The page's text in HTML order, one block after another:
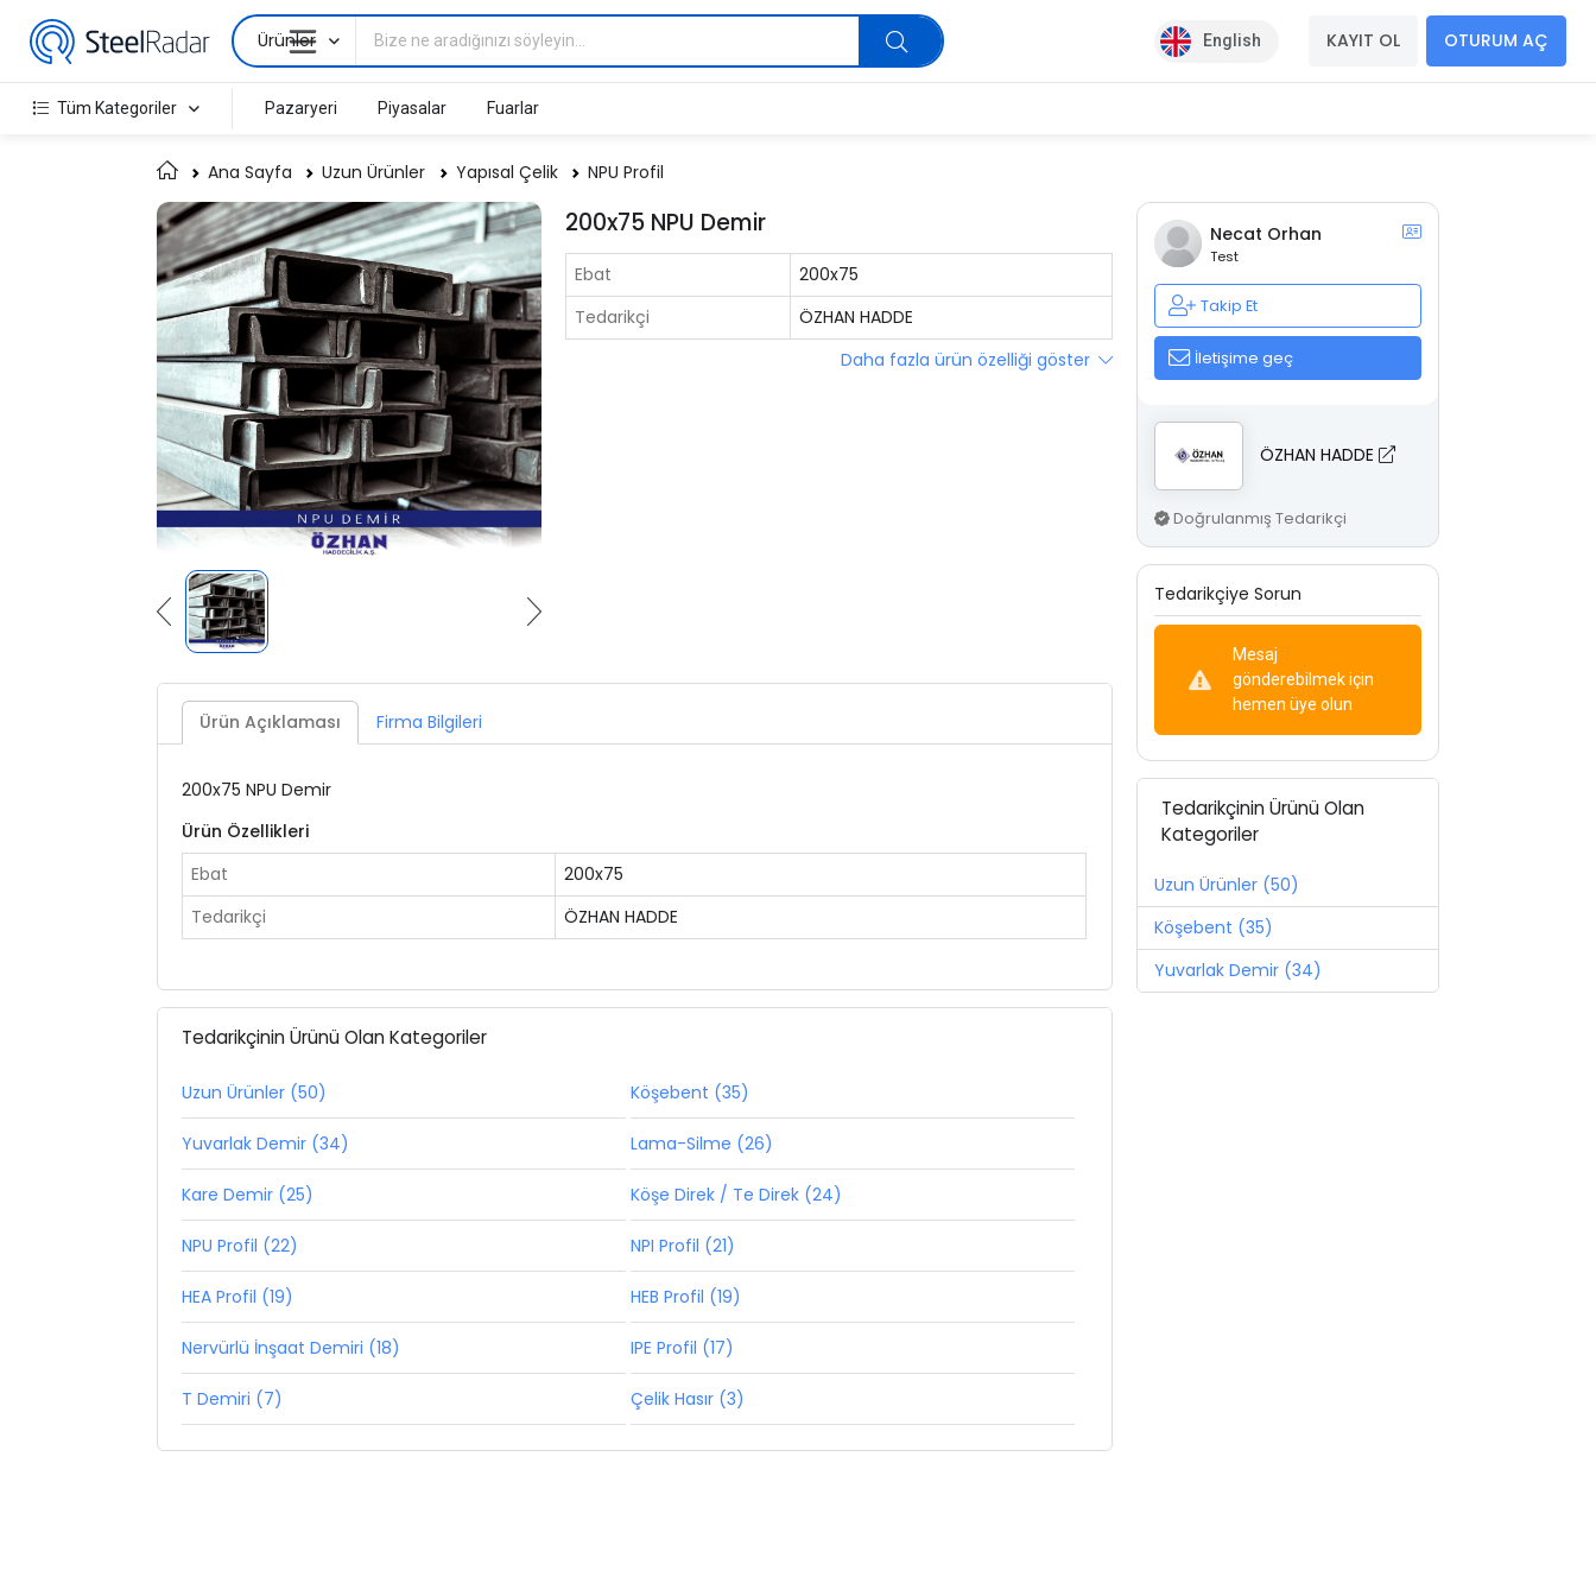
Ürünler English KAYIT OL OTURUM AÇ
Tüm Kategoriler Pazaryeri Piyasalar Fuarlar
Ana Sayfa Uzun Ürünler Yapısal Çelik NPU Profil
200x75 NPU Demir
Ebat
200x75
Tedarikçi
ÖZHAN HADDE
Daha fazla ürün özelliği göster
Ürün Açıklaması Firma Bilgileri
200x75 NPU Demir
Ürün Özellikleri
Ebat
200x75
Tedarikçi
ÖZHAN HADDE
Tedarikçinin Ürünü Olan Kategoriler
Uzun Ürünler (50) Köşebent (35)
Yuvarlak Demir (34) Lama-Silme (26)
Kare Demir (25) Köşe Direk / Te Direk (24)
NPU Profil (22) NPI Profil (21)
HEA Profil (19) HEB Profil (19)
Nervürlü İnşaat Demiri (18) IPE Profil (17)
T Demiri (7) Çelik Hasır (3)
Necat Orhan
Test
Takip Et
İletişime geç
ÖZHAN HADDE
Doğrulanmış Tedarikçi
Tedarikçiye Sorun
Mesaj
gönderebilmek için
hemen üye olun
Tedarikçinin Ürünü Olan
Kategoriler
Uzun Ürünler (50)
Köşebent (35)
Yuvarlak Demir (34)